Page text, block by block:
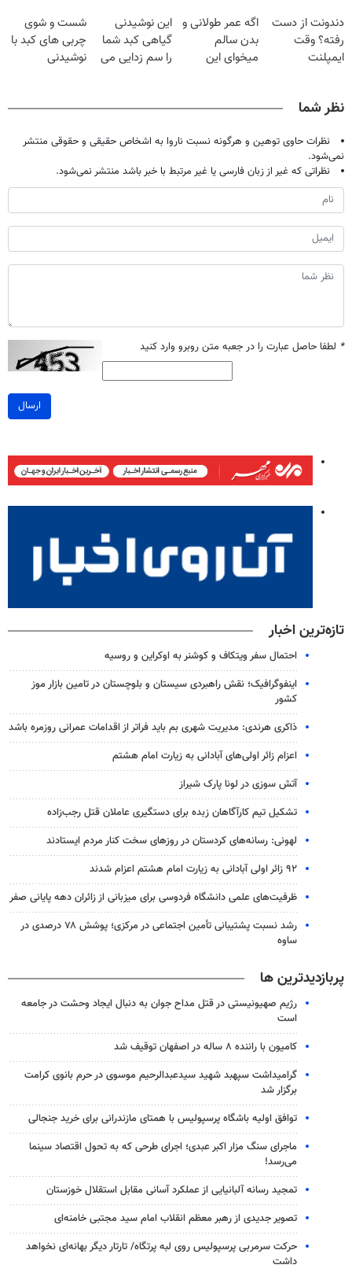
است(55%تخفیف)
میلیون تومان!!!
دندونت از دست
رفته؟ وقت
ایمپلنت
اگه عمر طولانی و
بدن سالم
میخوای این
این نوشیدنی
گیاهی کبد شما
را سم زدایی می
شست و شوی
چربی های کبد با
نوشیدنی
نظر شما
نظرات حاوی توهین و هرگونه نسبت ناروا به اشخاص حقیقی و حقوقی منتشر
نمی‌شود.
نظراتی که غیر از زبان فارسی یا غیر مرتبط با خبر باشد منتشر نمی‌شود.
* لطفا حاصل عبارت را در جعبه متن روبرو وارد کنید
ارسال
تازه‌ترین اخبار
احتمال سفر ویتکاف و کوشنر به اوکراین و روسیه
اینفوگرافیک؛ نقش راهبردی سیستان و بلوچستان در تامین بازار موز
کشور
ذاکری هرندی: مدیریت شهری بم باید فراتر از اقدامات عمرانی روزمره باشد
اعزام زائر اولی‌های آبادانی به زیارت امام هشتم
آتش سوزی در لونا پارک شیراز
تشکیل تیم کارآگاهان زبده برای دستگیری عاملان قتل رجب‌زاده
لهونی: رسانه‌های کردستان در روزهای سخت کنار مردم ایستادند
۹۲ زائر اولی آبادانی به زیارت امام هشتم اعزام شدند
ظرفیت‌های علمی دانشگاه فردوسی برای میزبانی از زائران دهه پایانی صفر
رشد نسبت پشتیبانی تأمین اجتماعی در مرکزی؛ پوشش ۷۸ درصدی در
ساوه
پربازدیدترین ها
رژیم صهیونیستی در قتل مداح جوان به دنبال ایجاد وحشت در جامعه
است
کامیون با راننده ۸ ساله در اصفهان توقیف شد
گرامیداشت سپهبد شهید سیدعبدالرحیم موسوی در حرم بانوی کرامت
برگزار شد
توافق اولیه باشگاه پرسپولیس با همتای مازندرانی برای خرید جنجالی
ماجرای سنگ مزار اکبر عبدی؛ اجرای طرحی که به تحول اقتصاد سینما
می‌رسد!
تمجید رسانه آلبانیایی از عملکرد آسانی مقابل استقلال خوزستان
تصویر جدیدی از رهبر معظم انقلاب امام سید مجتبی خامنه‌ای
حرکت سرمربی پرسپولیس روی لبه پرتگاه/ تارتار دیگر بهانه‌ای نخواهد
داشت